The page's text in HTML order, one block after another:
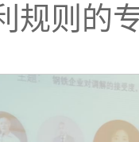
规则的